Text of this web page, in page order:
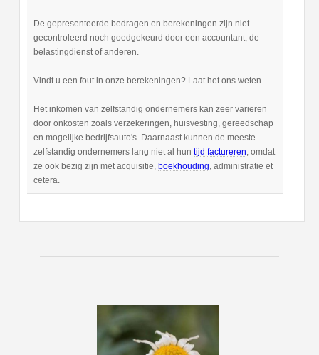
De gepresenteerde bedragen en berekeningen zijn niet
gecontroleerd noch goedgekeurd door een accountant, de
belastingdienst of anderen.
Vindt u een fout in onze berekeningen? Laat het ons weten.
Het inkomen van zelfstandig ondernemers kan zeer varieren
door onkosten zoals verzekeringen, huisvesting, gereedschap
en mogelijke bedrijfsauto's. Daarnaast kunnen de meeste
zelfstandig ondernemers lang niet al hun tijd factureren , omdat
ze ook bezig zijn met acquisitie, boekhouding , administratie et
cetera.